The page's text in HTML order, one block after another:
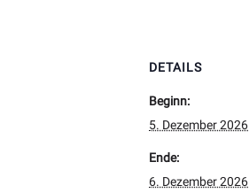
DETAILS
Beginn:
5. Dezember 2026
Ende:
6. Dezember 2026